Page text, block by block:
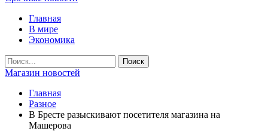
Главная
В мире
Экономика
Магазин новостей
Главная
Разное
В Бресте разыскивают посетителя магазина на
Машерова